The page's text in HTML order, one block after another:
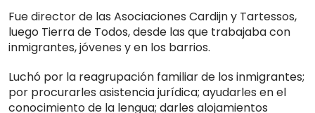
Fue director de las Asociaciones Cardijn y Tartessos,
luego Tierra de Todos, desde las que trabajaba con
inmigrantes, jóvenes y en los barrios.
Luchó por la reagrupación familiar de los inmigrantes;
por procurarles asistencia jurídica; ayudarles en el
conocimiento de la lengua; darles alojamientos